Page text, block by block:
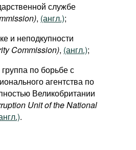
службе
, (англ.);
и неподкупности
Commission), (англ.);
по борьбе с
агентства по
Великобритании
Unit of the National
.